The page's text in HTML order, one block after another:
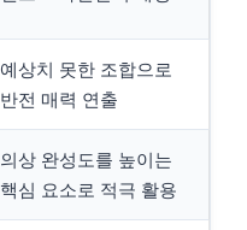
예상치 못한 조합으로
반전 매력 연출
의상 완성도를 높이는
핵심 요소로 적극 활용